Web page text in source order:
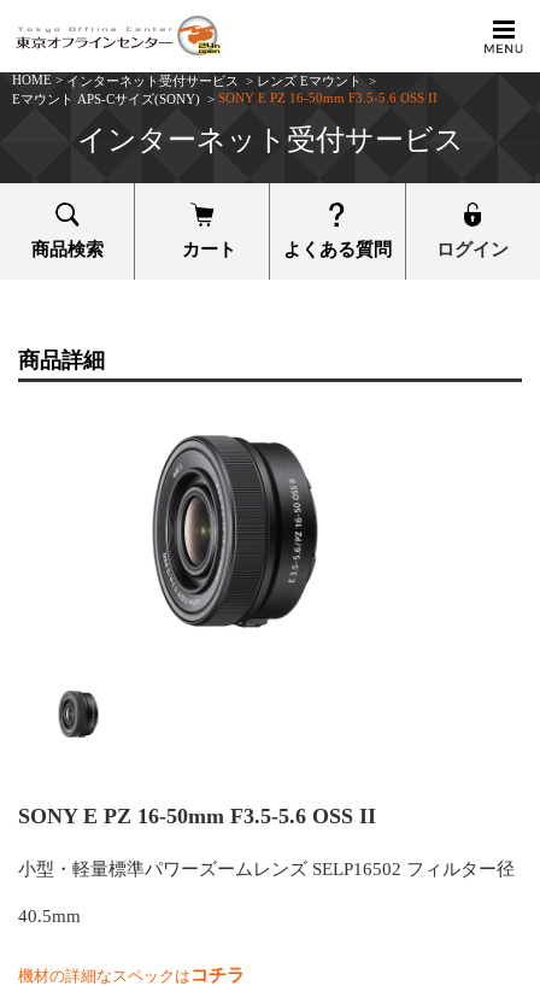
HOME > インターネット受付サービス > レンズ Eマウント
>
Eマウント APS-Cサイズ(SONY) > SONY E PZ 16-50mm F3.5-5.6 OSS II
インターネット受付サービス
商品検索 カート よくある質問 ログイン
商品詳細
SONY E PZ 16-50mm F3.5-5.6 OSS II
小型・軽量標準パワーズームレンズ SELP16502 フィルター径
40.5mm
機材の詳細なスペックは コチラ